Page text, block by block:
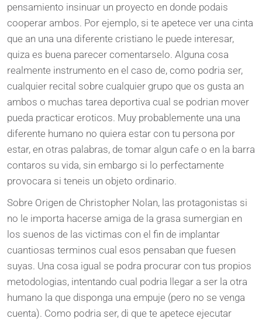
pensamiento insinuar un proyecto en donde podais
cooperar ambos. Por ejemplo, si te apetece ver una cinta
que an una una diferente cristiano le puede interesar,
quiza es buena parecer comentarselo. Alguna cosa
realmente instrumento en el caso de, como podria ser,
cualquier recital sobre cualquier grupo que os gusta an
ambos o muchas tarea deportiva cual se podrian mover
pueda practicar eroticos. Muy probablemente una una
diferente humano no quiera estar con tu persona por
estar, en otras palabras, de tomar algun cafe o en la barra
contaros su vida, sin embargo si lo perfectamente
provocara si teneis un objeto ordinario.
Sobre Origen de Christopher Nolan, las protagonistas si
no le importa hacerse amiga de la grasa sumergian en
los suenos de las victimas con el fin de implantar
cuantiosas terminos cual esos pensaban que fuesen
suyas. Una cosa igual se podra procurar con tus propios
metodologias, intentando cual podria llegar a ser la otra
humano la que disponga una empuje (pero no se venga
cuenta). Como podria ser, di que te apetece ejecutar